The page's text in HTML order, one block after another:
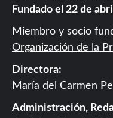
Fundado el 22 de
Miembro y socio
Organización de la
Directora:
María del Carmen
Administración,